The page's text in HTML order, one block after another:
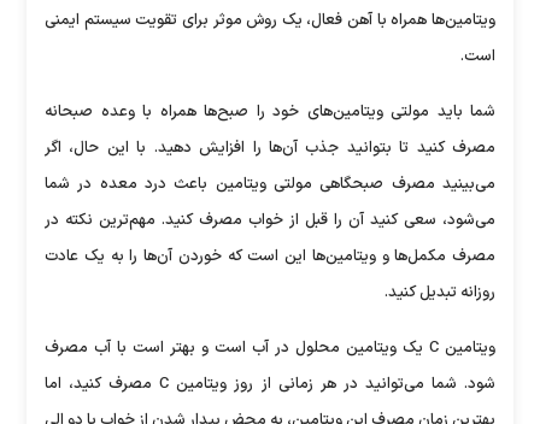
ویتامین‌ها همراه با آهن فعال، یک روش موثر برای تقویت سیستم ایمنی
است.
شما باید مولتی ویتامین‌های خود را صبح‌ها همراه با وعده صبحانه
مصرف کنید تا بتوانید جذب آن‌ها را افزایش دهید. با این حال، اگر
می‌بینید مصرف صبحگاهی مولتی ویتامین باعث درد معده در شما
می‌شود، سعی کنید آن را قبل از خواب مصرف کنید. مهم‌ترین نکته در
مصرف مکمل‌ها و ویتامین‌ها این است که خوردن آن‌ها را به یک عادت
روزانه تبدیل کنید.
ویتامین C یک ویتامین محلول در آب است و بهتر است با آب مصرف
شود. شما می‌توانید در هر زمانی از روز ویتامین C مصرف کنید، اما